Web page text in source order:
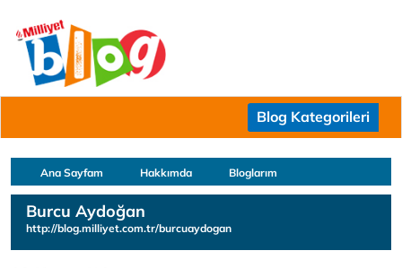
Blog Kategorileri
Ana Sayfam Hakkımda Bloglarım
Burcu Aydoğan
http://blog.milliyet.com.tr/burcuaydogan